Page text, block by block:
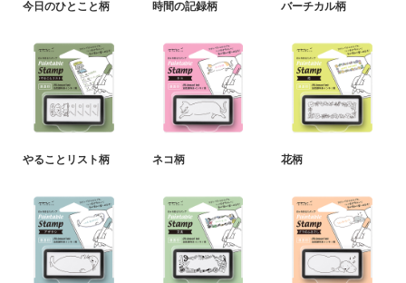
今日のひとこと柄 時間の記録柄 バーチカル柄
やることリスト柄 ネコ柄 花柄